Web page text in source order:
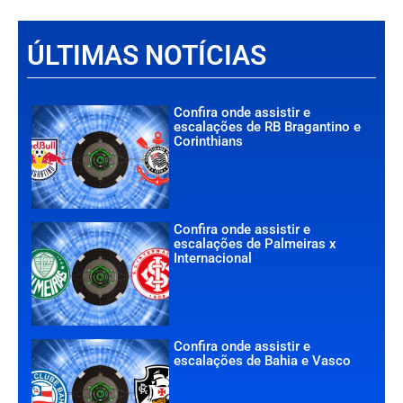
ÚLTIMAS NOTÍCIAS
Confira onde assistir e
escalações de RB Bragantino e
Corinthians
Confira onde assistir e
escalações de Palmeiras x
Internacional
Confira onde assistir e
escalações de Bahia e Vasco